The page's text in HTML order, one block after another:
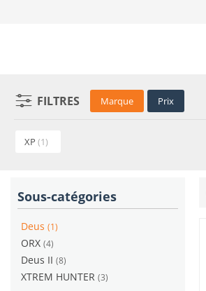
FILTRES Marque Prix
XP (1)
Sous-catégories
Deus (1)
ORX (4)
Deus II (8)
XTREM HUNTER (3)